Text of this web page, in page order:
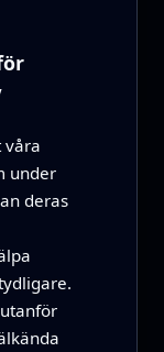
våra
under
deras